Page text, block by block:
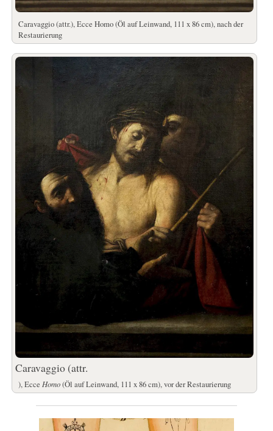
Caravaggio (attr.), Ecce Homo (Öl auf Leinwand, 111 x 86 cm), nach der
Restaurierung
Caravaggio (attr.
), Ecce Homo(Öl auf Leinwand, 111 x 86 cm), vor der Restaurierung